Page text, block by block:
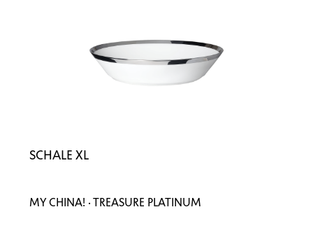
SCHALE XL
MY CHINA! · TREASURE PLATINUM